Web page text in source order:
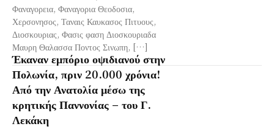
Φαναγορεια, Φαναγορια Θεοδοσια,
Χερσονησος, Ταναις Καυκασος Πιτυους,
Διοσκουριας, Φασις φαση Διοσκουριαδα
Μαυρη Θαλασσα Ποντος Σινωπη, […]
Έκαναν εμπόριο οψιδιανού στην
Πολωνία, πριν 20.000 χρόνια!
Από την Ανατολία μέσω της
κρητικής Παννονίας – του Γ.
Λεκάκη